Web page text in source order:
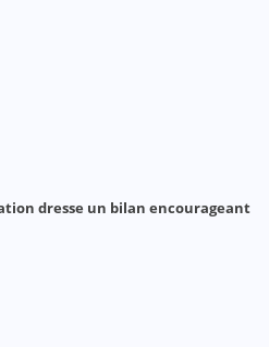
dresse un bilan encourageant